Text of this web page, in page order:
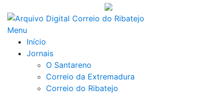
Saltar
para
conteúdo
Menu
Início
Jornais
O Santareno
Correio da Extremadura
Correio do Ribatejo